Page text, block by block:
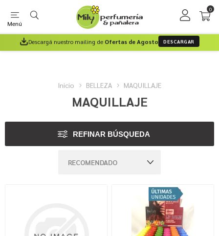
Menú
0
Descargá nuestro mailing de Ofertas de Agosto DESCARGAR
Inicio BELLEZA MAQUILLAJE
MAQUILLAJE
REFINAR BÚSQUEDA